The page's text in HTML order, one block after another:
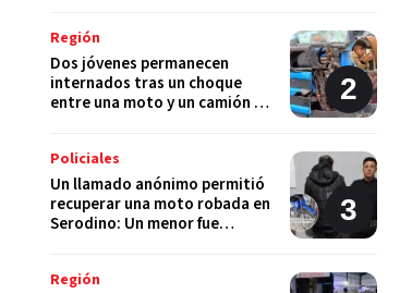
Región
Dos jóvenes permanecen
internados tras un choque
entre una moto y un camión en
Policiales
Un llamado anónimo permitió
recuperar una moto robada en
Serodino: Un menor fue
Región